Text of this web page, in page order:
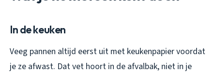
In de keuken
Veeg pannen altijd eerst uit met keukenpapier voordat
je ze afwast. Dat vet hoort in de afvalbak, niet in je